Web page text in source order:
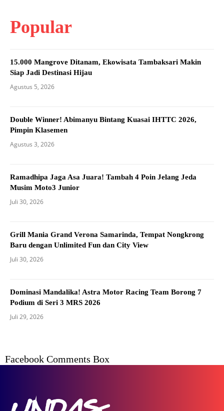
Popular
15.000 Mangrove Ditanam, Ekowisata Tambaksari Makin
Siap Jadi Destinasi Hijau
Agustus 5, 2026
Double Winner! Abimanyu Bintang Kuasai IHTTC 2026,
Pimpin Klasemen
Agustus 3, 2026
Ramadhipa Jaga Asa Juara! Tambah 4 Poin Jelang Jeda
Musim Moto3 Junior
Juli 30, 2026
Grill Mania Grand Verona Samarinda, Tempat Nongkrong
Baru dengan Unlimited Fun dan City View
Juli 30, 2026
Dominasi Mandalika! Astra Motor Racing Team Borong 7
Podium di Seri 3 MRS 2026
Juli 29, 2026
Facebook Comments Box